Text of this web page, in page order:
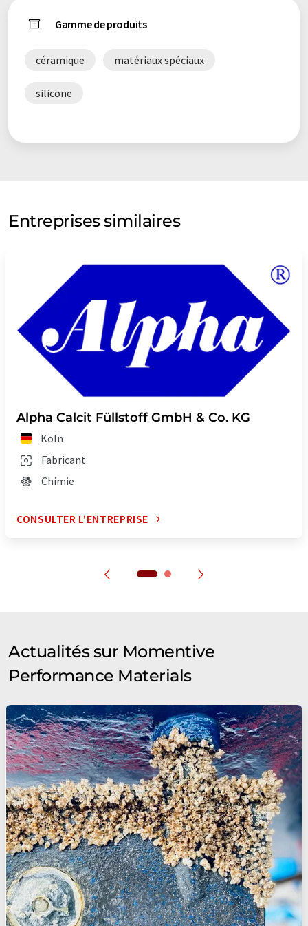
Gamme de produits
céramique matériaux spéciaux
silicone
Entreprises similaires
Alpha Calcit Füllstoff GmbH & Co. KG
Köln
Fabricant
Chimie
CONSULTER L’ENTREPRISE
Actualités sur Momentive
Performance Materials